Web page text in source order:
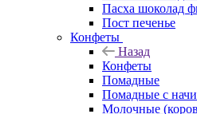
Пасха шоколад
Пост печенье
Конфеты
Назад
Конфеты
Помадные
Помадные с
Молочные